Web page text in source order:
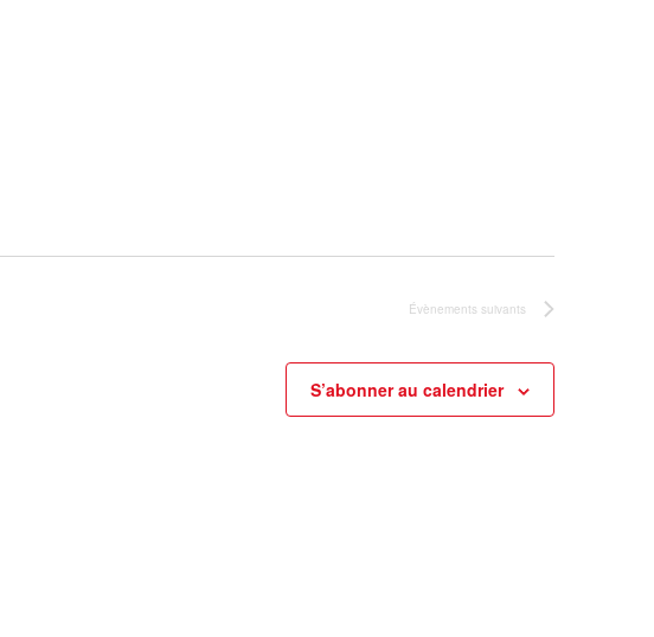
Évènements suivants
S’abonner au calendrier